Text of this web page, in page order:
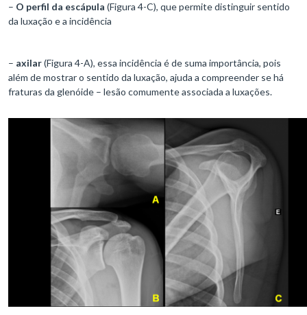
– O perfil da escápula (Figura 4-C), que permite distinguir sentido
da luxação e a incidência
– axilar(Figura 4-A), essa incidência é de suma importância, pois
além de mostrar o sentido da luxação, ajuda a compreender se há
fraturas da glenóide – lesão comumente associada a luxações.